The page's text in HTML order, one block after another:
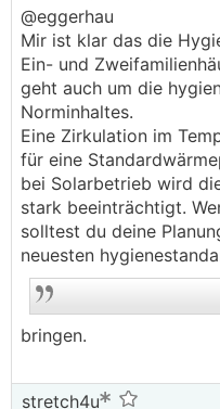
@eggerhau
Mir ist klar das die
Ein- und
geht auch um die
Norminhaltes.
Eine Zirkulation im
für eine
bei Solarbetrieb wird
stark beeinträchtigt.
solltest du deine
neuesten
bringen.
stretch4u